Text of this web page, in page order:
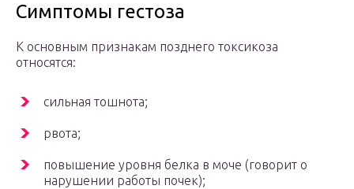
Симптомы гестоза
К основным признакам позднего токсикоза
относятся:
сильная тошнота;
рвота;
повышение уровня белка в моче (говорит о
нарушении работы почек);